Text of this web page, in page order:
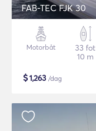
FAB-TEC FJK 30
Motorbåt
33 fot
10 m
$1,263 /dag